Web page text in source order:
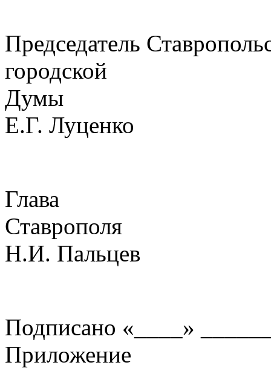
Председатель
городской
Е.Г. Луценко
Глава
Н.И. Пальцев
Подписано «____»
Приложение